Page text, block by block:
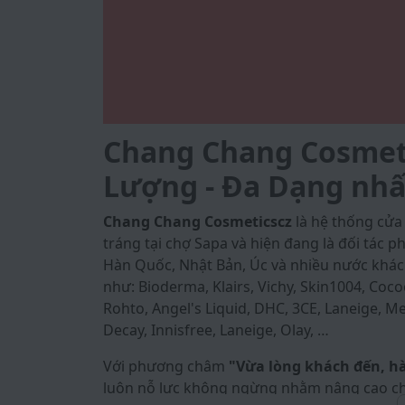
Chang Chang
Lượng - Đa Dạng
Chang Chang Cosmeticscz là hệ thống
tráng tại chợ Sapa và hiện đang là đối tác
Hàn Quốc, Nhật Bản, Úc và nhiều nước
như: Bioderma, Klairs, Vichy, Skin1004,
Rohto, Angel's Liquid, DHC, 3CE, Laneige,
Decay, Innisfree, Laneige, Olay, …
Với phương châm "Vừa lòng khách đến,
luôn nỗ lực không ngừng nhằm nâng cao